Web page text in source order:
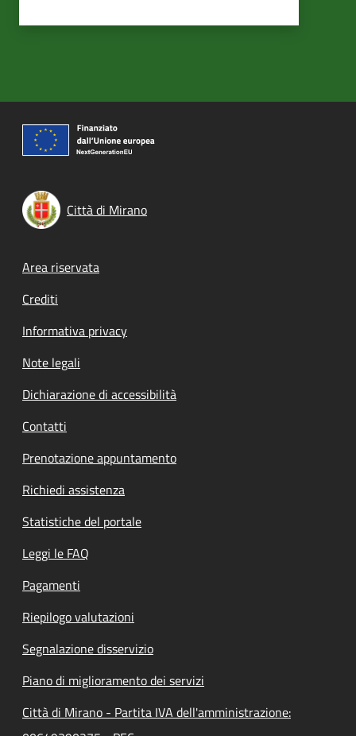
Città di Mirano
Footer menu
Area riservata
Crediti
Informativa privacy
Note legali
Dichiarazione di accessibilità
Contatti
Prenotazione appuntamento
Richiedi assistenza
Statistiche del portale
Leggi le FAQ
Pagamenti
Riepilogo valutazioni
Segnalazione disservizio
Piano di miglioramento dei servizi
Città di Mirano - Partita IVA dell'amministrazione: